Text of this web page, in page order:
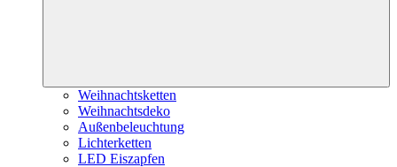
Weihnachtsketten
Weihnachtsdeko
Außenbeleuchtung
Lichterketten
LED Eiszapfen